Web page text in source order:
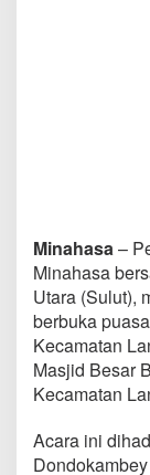
Minahasa–
Minahasa
Utara (Sulut),
berbuka
Kecamatan
Masjid Besar
Kecamatan
Acara ini